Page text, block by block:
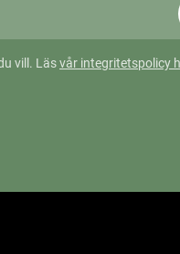
vill. Läsvår integritetspolicy